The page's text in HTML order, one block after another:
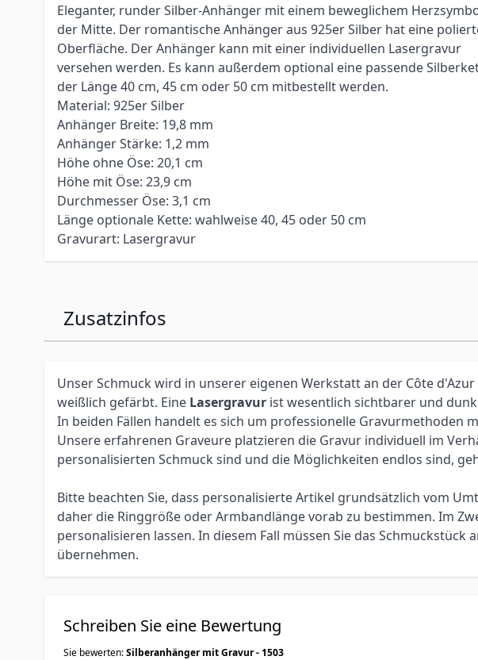
Eleganter, runder Silber-Anhänger mit einem beweglichem
der Mitte. Der romantische Anhänger aus 925er Silber hat eine
Oberfläche. Der Anhänger kann mit einer individuellen Lasergravur
versehen werden. Es kann außerdem optional eine passende
der Länge 40 cm, 45 cm oder 50 cm mitbestellt werden.
Material: 925er Silber
Anhänger Breite: 19,8 mm
Anhänger Stärke: 1,2 mm
Höhe ohne Öse: 20,1 cm
Höhe mit Öse: 23,9 cm
Durchmesser Öse: 3,1 cm
Länge optionale Kette: wahlweise 40, 45 oder 50 cm
Gravurart: Lasergravur
Zusatzinfos
Unser Schmuck wird in unserer eigenen Werkstatt an der Côte
weißlich gefärbt. Eine Lasergravur ist wesentlich sichtbarer und
In beiden Fällen handelt es sich um professionelle Gravurmethoden
Unsere erfahrenen Graveure platzieren die Gravur individuell im
personalisierten Schmuck sind und die Möglichkeiten endlos sind,
Bitte beachten Sie, dass personalisierte Artikel grundsätzlich vom
daher die Ringgröße oder Armbandlänge vorab zu bestimmen. Im
personalisieren lassen. In diesem Fall müssen Sie das
übernehmen.
Schreiben Sie eine Bewertung
Sie bewerten:Silberanhänger mit Gravur - 1503